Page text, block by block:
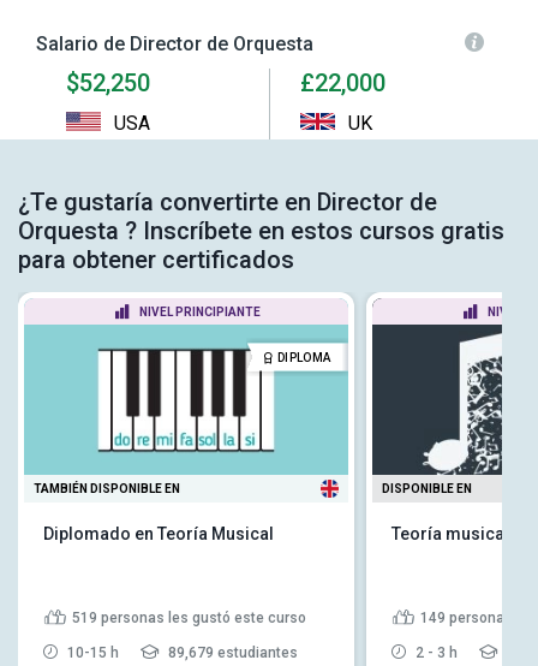
Salario de Director de Orquesta
$52,250
USA
£22,000
UK
¿Te gustaría convertirte en Director de
Orquesta ? Inscríbete en estos cursos gratis
para obtener certificados
NIVEL PRINCIPIANTE
DIPLOMA
TAMBIÉN DISPONIBLE EN
Diplomado en Teoría Musical
519 personas les gustó este curso
10-15 h 89,679 estudiantes
NIVEL
DISPONIBLE EN
Teoría musical:
149 personas
2 - 3 h